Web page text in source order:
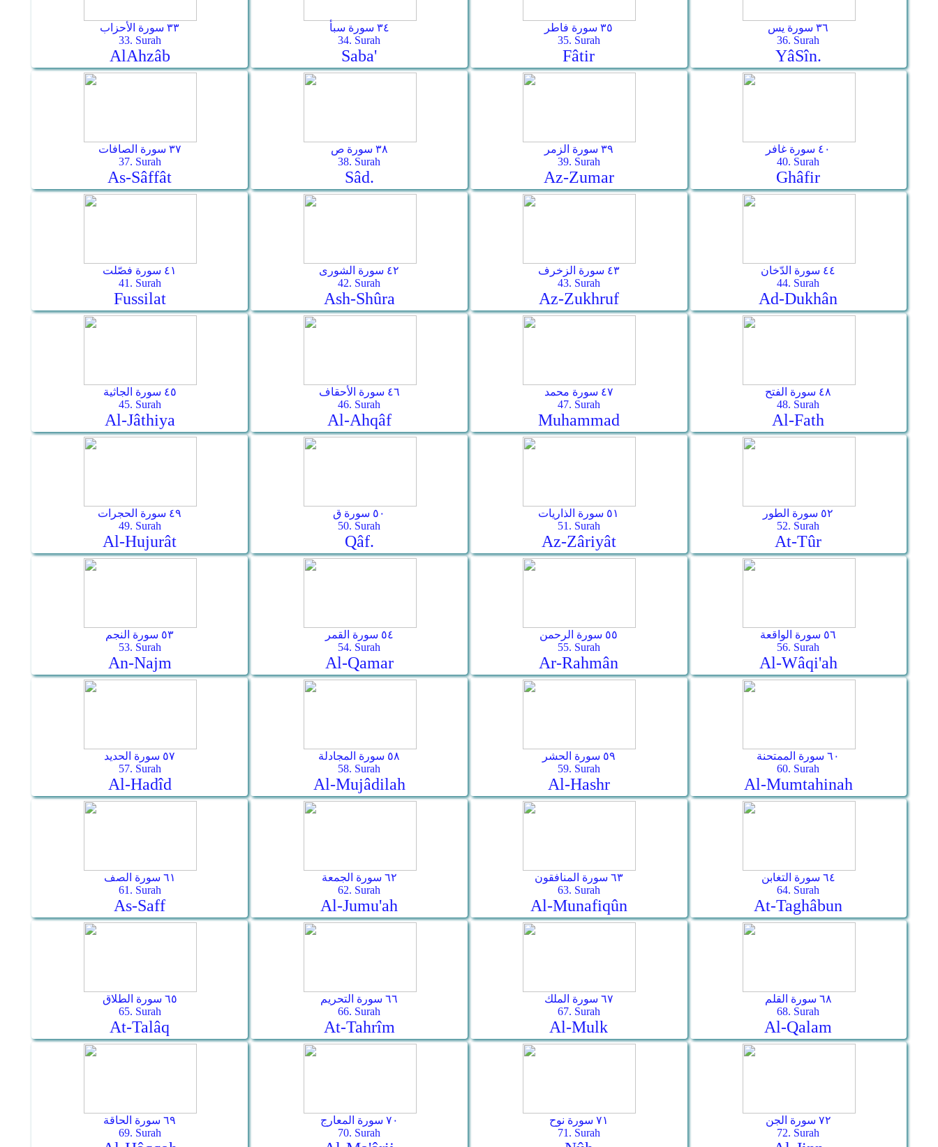
٣٣ سورة الأحزاب
33. Surah
Al­Ahzâb
٣٤ سورة سبأ
34. Surah
Saba'
٣٥ سورة فاطر
35. Surah
Fâtir
٣٦ سورة يس
36. Surah
Yâ­Sîn.
٣٧ سورة الصافات
37. Surah
As-Sâffât
٣٨ سورة ص
38. Surah
Sâd.
٣٩ سورة الزمر
39. Surah
Az-Zumar
٤٠ سورة غافر
40. Surah
Ghâfir
٤١ سورة فصّلت
41. Surah
Fussilat
٤٢ سورة الشورى
42. Surah
Ash-Shûra
٤٣ سورة الزخرف
43. Surah
Az-Zukhruf
٤٤ سورة الدّخان
44. Surah
Ad-Dukhân
٤٥ سورة الجاثية
45. Surah
Al-Jâthiya
٤٦ سورة الأحقاف
46. Surah
Al-Ahqâf
٤٧ سورة محمد
47. Surah
Muhammad
٤٨ سورة الفتح
48. Surah
Al-Fath
٤٩ سورة الحجرات
49. Surah
Al-Hujurât
٥٠ سورة ق
50. Surah
Qâf.
٥١ سورة الذاريات
51. Surah
Az-Zâriyât
٥٢ سورة الطور
52. Surah
At-Tûr
٥٣ سورة النجم
53. Surah
An-Najm
٥٤ سورة القمر
54. Surah
Al-Qamar
٥٥ سورة الرحمن
55. Surah
Ar-Rahmân
٥٦ سورة الواقعة
56. Surah
Al-Wâqi'ah
٥٧ سورة الحديد
57. Surah
Al-Hadîd
٥٨ سورة المجادلة
58. Surah
Al-Mujâdilah
٥٩ سورة الحشر
59. Surah
Al-Hashr
٦٠ سورة الممتحنة
60. Surah
Al-Mumtahinah
٦١ سورة الصف
61. Surah
As-Saff
٦٢ سورة الجمعة
62. Surah
Al-Jumu'ah
٦٣ سورة المنافقون
63. Surah
Al-Munafiqûn
٦٤ سورة التغابن
64. Surah
At-Taghâbun
٦٥ سورة الطلاق
65. Surah
At-Talâq
٦٦ سورة التحريم
66. Surah
At-Tahrîm
٦٧ سورة الملك
67. Surah
Al-Mulk
٦٨ سورة القلم
68. Surah
Al-Qalam
٦٩ سورة الحاقة
69. Surah
٧٠ سورة المعارج
70. Surah
٧١ سورة نوح
71. Surah
٧٢ سورة الجن
72. Surah